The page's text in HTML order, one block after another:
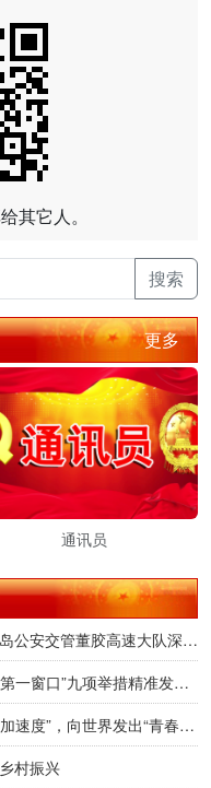
其它人。
搜索
更多
通讯员
智构立体防控网 联筑高速平安路｜青岛公安交管董胶高速大队深耕交通治理提质增效
胶东国际机场多措并举打造入境旅游“第一窗口”九项举措精准发力，助力青岛建设国际滨海旅游度假胜地
山海共迎天下客，青岛入境旅游跑出“加速度”，向世界发出“青春之约”
村振兴